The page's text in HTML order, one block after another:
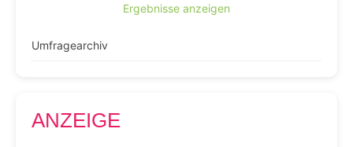
Ergebnisse anzeigen
Umfragearchiv
ANZEIGE